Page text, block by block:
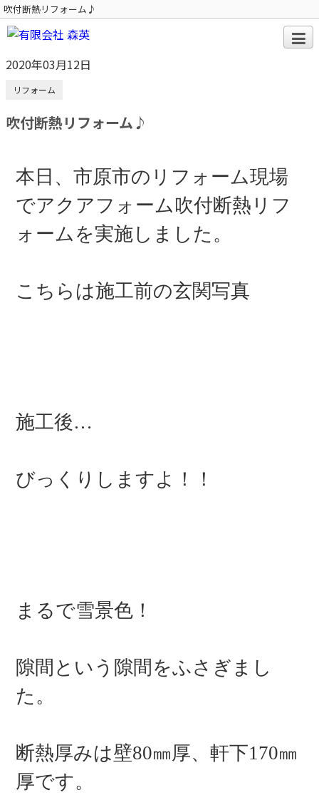
吹付断熱リフォーム♪
2020年03月12日
リフォーム
吹付断熱リフォーム♪
本日、市原市のリフォーム現場
でアクアフォーム吹付断熱リフ
ォームを実施しました。
こちらは施工前の玄関写真
施工後…
びっくりしますよ！！
まるで雪景色！
隙間という隙間をふさぎまし
た。
断熱厚みは壁80㎜厚、軒下170㎜
厚です。